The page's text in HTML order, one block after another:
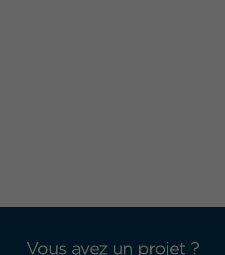
Vous avez un projet ?